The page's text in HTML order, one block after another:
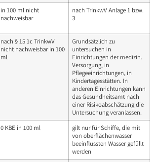
in 100 ml nicht
nachweisbar
nach TrinkwV Anlage 1 bzw.
3
nach § 15 1c TrinkwV
nicht nachweisbar in 100
ml
Grundsätzlich zu
untersuchen in
Einrichtungen der medizin.
Versorgung, in
Pflegeeinrichtungen, in
Kindertagesstätten. In
anderen Einrichtungen kann
das Gesundheitsamt nach
einer Risikoabschätzung die
Untersuchung veranlassen.
0 KBE in 100 ml
gilt nur für Schiffe, die mit
von oberflächenwasser
beeinflussten Wasser gefüllt
werden